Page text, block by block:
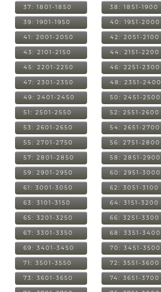
37: 1801-1850 38: 1851-1900
39: 1901-1950 40: 1951-2000
41: 2001-2050 42: 2051-2100
43: 2101-2150 44: 2151-2200
45: 2201-2250 46: 2251-2300
47: 2301-2350 48: 2351-2400
49: 2401-2450 50: 2451-2500
51: 2501-2550 52: 2551-2600
53: 2601-2650 54: 2651-2700
55: 2701-2750 56: 2751-2800
57: 2801-2850 58: 2851-2900
59: 2901-2950 60: 2951-3000
61: 3001-3050 62: 3051-3100
63: 3101-3150 64: 3151-3200
65: 3201-3250 66: 3251-3300
67: 3301-3350 68: 3351-3400
69: 3401-3450 70: 3451-3500
71: 3501-3550 72: 3551-3600
73: 3601-3650 74: 3651-3700